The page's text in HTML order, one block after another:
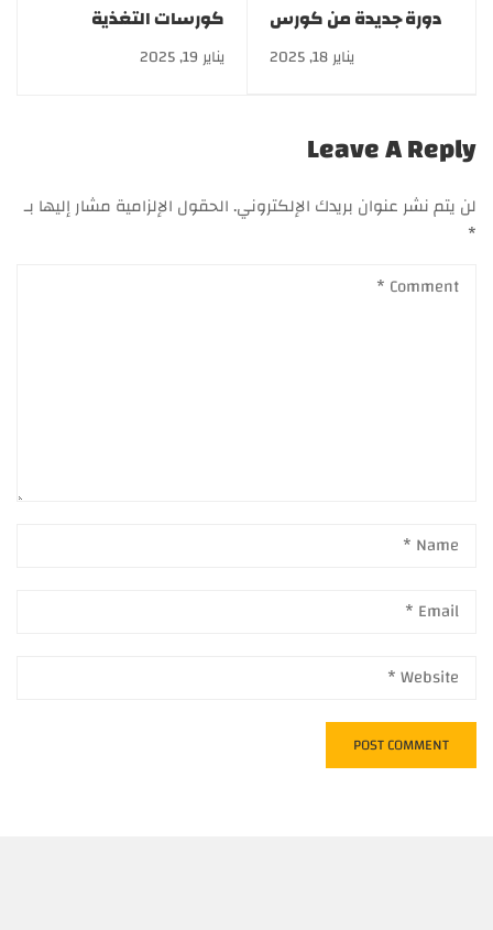
دورة جديدة من كورس
التجميل والليزر.. اشترك
الآن
يناير 18, 2025
كورسات التغذية
أكاديمية GATE
يناير 19, 2025
Leave A Reply
لن يتم نشر عنوان بريدك الإلكتروني.الحقول الإلزامية مشار إليها بـ
*